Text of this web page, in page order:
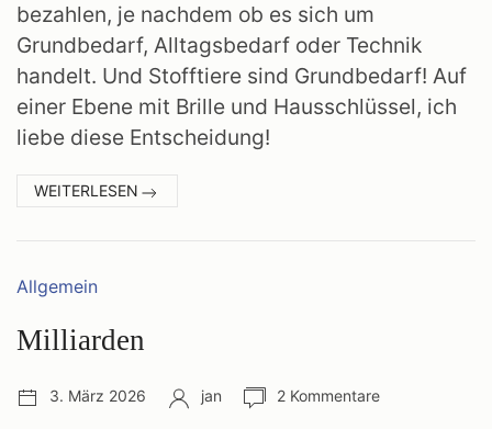
bezahlen, je nachdem ob es sich um
Grundbedarf, Alltagsbedarf oder Technik
handelt. Und Stofftiere sind Grundbedarf! Auf
einer Ebene mit Brille und Hausschlüssel, ich
liebe diese Entscheidung!
WEITERLESEN
Kategorien:
Allgemein
Milliarden
Veröffentlichungsdatum:
3. März 2026 Autor:
jan
Anzahl
2 Kommentare